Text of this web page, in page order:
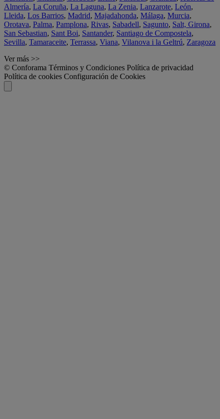
Almería, La Coruña, La Laguna, La Zenia, Lanzarote, León,
Lleida, Los Barrios, Madrid, Majadahonda, Málaga, Murcia,
Orotava, Palma, Pamplona, Rivas, Sabadell, Sagunto, Salt, Girona,
San Sebastian, Sant Boi, Santander, Santiago de Compostela,
Sevilla, Tamaraceite, Terrassa, Viana, Vilanova i la Geltrú, Zaragoza
Ver más >>
© Conforama Términos y Condiciones Política de privacidad
Política de cookies Configuración de Cookies